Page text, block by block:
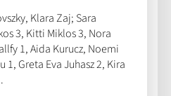
Klara Zaj; Sara
3, Kitti Miklos 3, Nora
1, Aida Kurucz, Noemi
1, Greta Eva Juhasz 2, Kira